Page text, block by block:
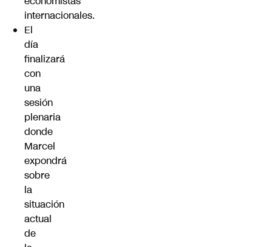
internacionales.
El
día
finalizará
con
una
sesión
plenaria
donde
Marcel
expondrá
sobre
la
situación
actual
de